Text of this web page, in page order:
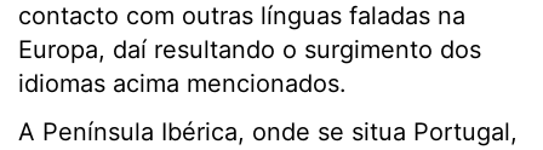
contacto com outras línguas faladas na
Europa, daí resultando o surgimento dos
idiomas acima mencionados.
A Península Ibérica, onde se situa Portugal,